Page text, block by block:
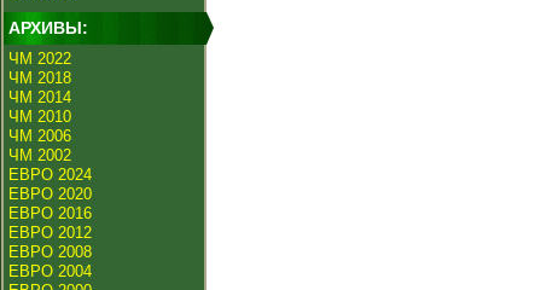
АРХИВЫ:
ЧМ 2022
ЧМ 2018
ЧМ 2014
ЧМ 2010
ЧМ 2006
ЧМ 2002
ЕВРО 2024
ЕВРО 2020
ЕВРО 2016
ЕВРО 2012
ЕВРО 2008
ЕВРО 2004